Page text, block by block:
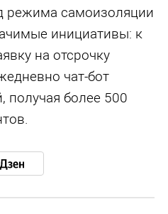
режима самоизоляции
инициативы: к
на отсрочку
чат-бот
получая более 500